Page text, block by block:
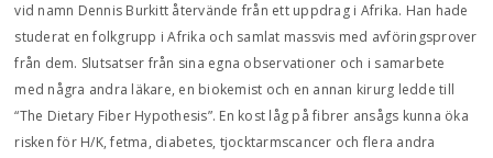
vid namn Dennis Burkitt återvände från ett uppdrag i Afrika. Han hade
studerat en folkgrupp i Afrika och samlat massvis med avföringsprover
från dem. Slutsatser från sina egna observationer och i samarbete
med några andra läkare, en biokemist och en annan kirurg ledde till
“The Dietary Fiber Hypothesis”. En kost låg på fibrer ansågs kunna öka
risken för H/K, fetma, diabetes, tjocktarmscancer och flera andra